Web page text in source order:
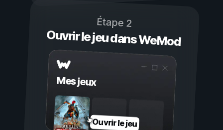
Étape 2
Ouvrir le jeu dans WeMod
Mes jeux
Ouvrir le jeu